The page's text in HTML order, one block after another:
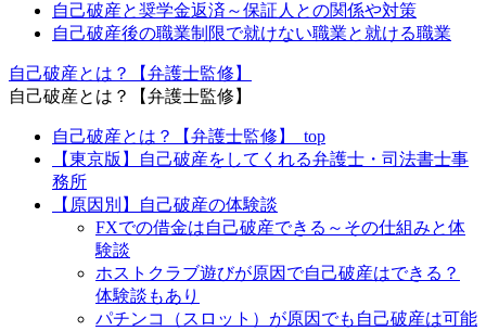
自己破産と奨学金返済～保証人との関係や対策
自己破産後の職業制限で就けない職業と就ける職業
自己破産とは？【弁護士監修】
自己破産とは？【弁護士監修】
自己破産とは？【弁護士監修】_top
【東京版】自己破産をしてくれる弁護士・司法書士事
務所
【原因別】自己破産の体験談
FXでの借金は自己破産できる～その仕組みと体
験談
ホストクラブ遊びが原因で自己破産はできる？
体験談もあり
パチンコ（スロット）が原因でも自己破産は可能